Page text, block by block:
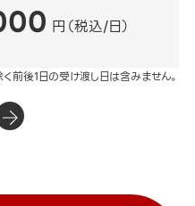
円（税込/日）
前後1日の受け渡し日は含みません。